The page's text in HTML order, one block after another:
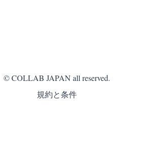
© COLLAB JAPAN all reserved.
規約と条件